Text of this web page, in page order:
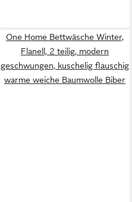
One Home Bettwäsche Winter,
Flanell, 2 teilig, modern
geschwungen, kuschelig flauschig
warme weiche Baumwolle Biber